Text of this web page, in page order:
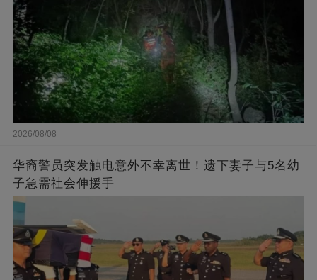
2026/08/08
华裔警员突发触电意外不幸离世！遗下妻子与5名幼
子急需社会伸援手